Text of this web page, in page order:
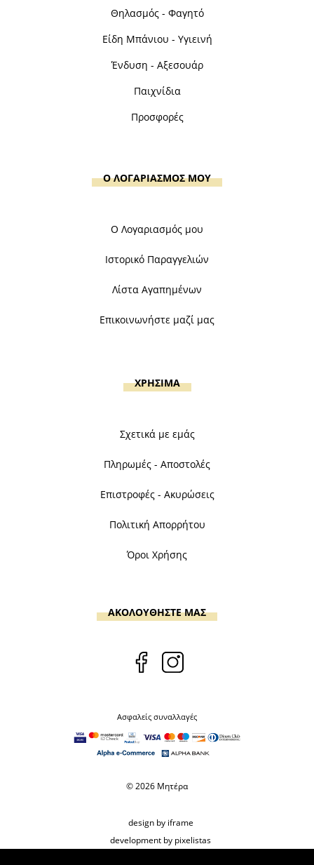
Θηλασμός - Φαγητό
Είδη Μπάνιου - Υγιεινή
Ένδυση - Αξεσουάρ
Παιχνίδια
Προσφορές
Ο ΛΟΓΑΡΙΑΣΜΟΣ ΜΟΥ
Ο Λογαριασμός μου
Ιστορικό Παραγγελιών
Λίστα Αγαπημένων
Επικοινωνήστε μαζί μας
ΧΡΗΣΙΜΑ
Σχετικά με εμάς
Πληρωμές - Αποστολές
Επιστροφές - Ακυρώσεις
Πολιτική Απορρήτου
Όροι Χρήσης
ΑΚΟΛΟΥΘΗΣΤΕ ΜΑΣ
Ασφαλείς συναλλαγές
© 2026 Μητέρα
design by iframe
development by pixelistas